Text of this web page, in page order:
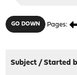
GO DOWN Pages
Subject /Started